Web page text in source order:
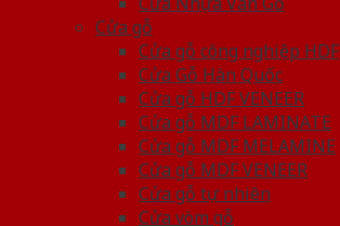
Cửa gỗ
Cửa gỗ công nghiệp HDF
Cửa Gỗ Hàn Quốc
Cửa gỗ HDF VENEER
Cửa gỗ MDF LAMINATE
Cửa gỗ MDF MELAMINE
Cửa gỗ MDF VENEER
Cửa gỗ tự nhiên
Cửa vòm gỗ